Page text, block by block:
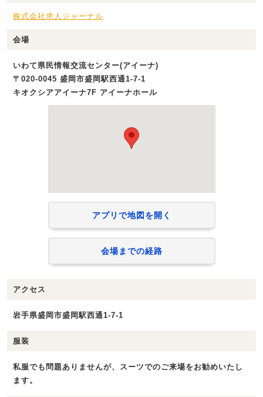
株式会社求人ジャーナル
会場
いわて県民情報交流センター(アイーナ)
〒020-0045 盛岡市盛岡駅西通1-7-1
キオクシアアイーナ7F アイーナホール
アプリで地図を開く
会場までの経路
アクセス
岩手県盛岡市盛岡駅西通1-7-1
服装
私服でも問題ありませんが、スーツでのご来場をお勧めいたし
ます。